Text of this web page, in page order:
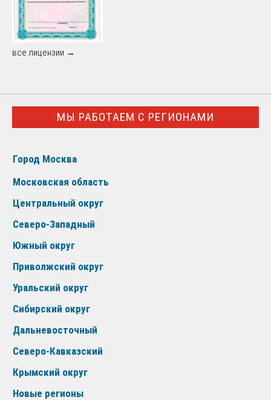
все лицензии →
МЫ РАБОТАЕМ С РЕГИОНАМИ
Город Москва
Московская область
Центральный округ
Северо-Западный
Южный округ
Приволжский округ
Уральский округ
Сибирский округ
Дальневосточный
Северо-Кавказский
Крымский округ
Новые регионы